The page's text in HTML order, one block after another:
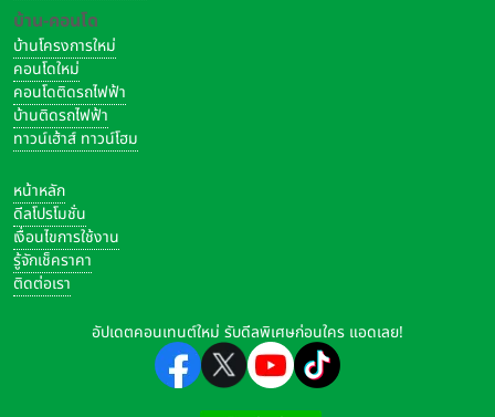
บ้าน-คอนโด
บ้านโครงการใหม่
คอนโดใหม่
คอนโดติดรถไฟฟ้า
บ้านติดรถไฟฟ้า
ทาวน์เฮ้าส์ ทาวน์โฮม
หน้าหลัก
ดีลโปรโมชั่น
เงื่อนไขการใช้งาน
รู้จักเช็คราคา
ติดต่อเรา
อัปเดตคอนเทนต์ใหม่ รับดีลพิเศษก่อนใคร แอดเลย!